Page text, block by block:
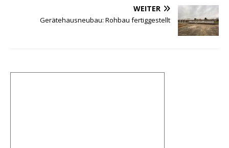
p m
e
m
et
WEITER
Gerätehausneubau: Rohbau fertiggestellt